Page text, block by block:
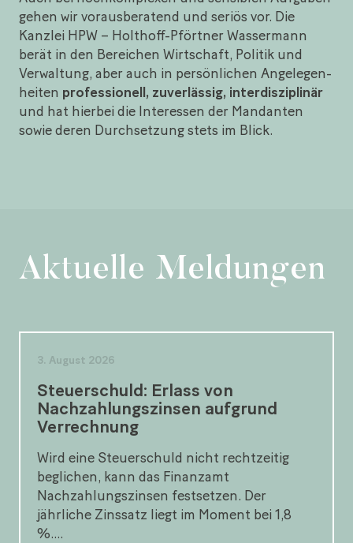
gehen wir voraus­beratend und seriös vor. Die
Kanzlei HPW – Holthoff-Pförtner Wassermann
berät in den Bereichen Wirtschaft, Politik und
Verwaltung, aber auch in persönlichen Angelegen­
heiten professionell, zuverlässig, inter­disziplinär
und hat hierbei die Interessen der Mandanten
sowie deren Durch­setzung stets im Blick.
Aktuelle Meldungen
3. August 2026
Steuerschuld: Erlass von
Nachzahlungszinsen aufgrund
Verrechnung
Wird eine Steuerschuld nicht rechtzeitig
beglichen, kann das Finanzamt
Nachzahlungszinsen festsetzen. Der
jährliche Zinssatz liegt im Moment bei 1,8
%....